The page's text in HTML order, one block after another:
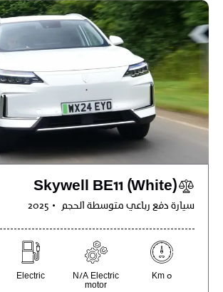
Skywell BE11 (White)
سيارة دفع رباعي متوسطة الحجم 2025
0 Km
N/A Electric
motor
Electric